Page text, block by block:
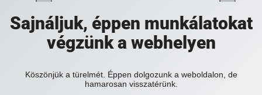
Sajnáljuk, éppen munkálatokat
végzünk a webhelyen
Köszönjük a türelmét. Éppen dolgozunk a weboldalon, de
hamarosan visszatérünk.